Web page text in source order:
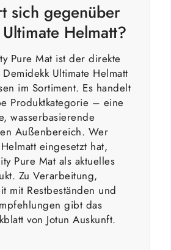
sich gegenüber
Helmatt?
Pure Mat ist der direkte
Ultimate Helmatt
im Sortiment. Es handelt
Produktkategorie – eine
wasserbasierende
Außenbereich. Wer
eingesetzt hat,
Pure Mat als aktuelles
Zu Verarbeitung,
mit Restbeständen und
gibt das
von Jotun Auskunft.